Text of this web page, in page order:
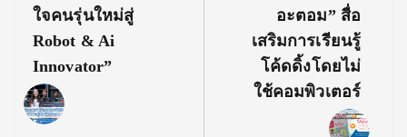
ใจคนรุ่นใหม่สู่
Robot & Ai
Innovator”
อะตอม” สื่อ
เสริมการเรียนรู้
โค้ดดิ้งโดยไม่
ใช้คอมพิวเตอร์